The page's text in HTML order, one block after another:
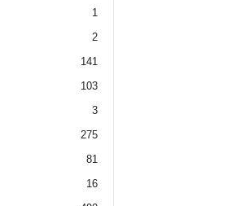
1
2
141
103
3
275
81
16